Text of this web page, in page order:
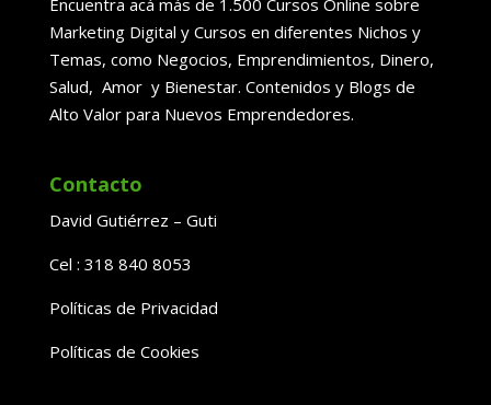
Marketing Digital y Cursos en diferentes Nichos y
Temas, como Negocios, Emprendimientos, Dinero,
Salud, Amor y Bienestar. Contenidos y Blogs de
Alto Valor para Nuevos Emprendedores.
Contacto
David Gutiérrez – Guti
Cel : 318 840 8053
Políticas de Privacidad
Políticas de Cookies